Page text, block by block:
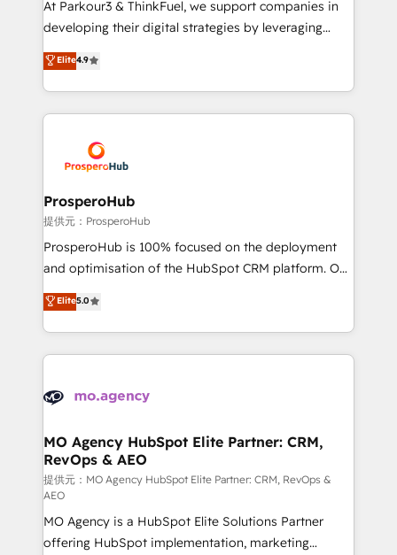
growth and positioning yourself as an undisputed
transformation process A methodology designed to
implement HubSpot effectively and optimize your
record of business transformation, our growth-first
approach has helped brands dominate their
At Parkour3 & ThinkFuel, we support companies in
developing their digital strategies by leveraging
technologies and automating their marketing and
sales processes to generate growth. Our offer spans
from Strategy to Operations. We specialize in CRM
onboarding and implementation, web design, sales
extensive experience working with tech companies
and manufacturers since 2002, we are committed to
empowering our clients and developing their
autonomy. Get to grips with HubSpot through
guided implementation and seamless integration of
the CRM platform into your digital ecosystem. Would
marketing strategy? We'll provide support tailored
to your needs and sales objectives. With 125+
Accreditations. Based in Canada (coast to coast), our
services are offered in both English & French.
Elite4.9
ProsperoHub
提供元：ProsperoHub
ProsperoHub is 100% focused on the deployment
and optimisation of the HubSpot CRM platform. Our
highly experienced team of solutions experts will
ensure that you achieve maximum adoption and
ROI from your HubSpot investment. Use our
extensive HubSpot, sales, marketing, service and
HubSpot journey, design and implement your
infrastructure to life. Our collaborative approach
keeps you in control whilst we plan and support the
route to your revenue goals. We have successfully
supported over 500 organisations with HubSpot
implementation, optimisation, training, and
adoption assurance. Our tried and tested Roadmap
Elite5.0
MO Agency HubSpot Elite Partner: CRM,
RevOps & AEO
提供元：MO Agency HubSpot Elite Partner: CRM, RevOps &
AEO
MO Agency is a HubSpot Elite Solutions Partner
offering HubSpot implementation, marketing